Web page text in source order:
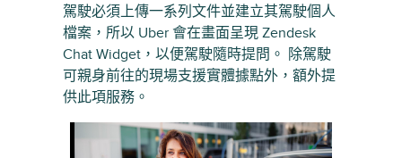
駕駛必須上傳一系列文件並建立其駕駛個人
檔案，所以 Uber 會在畫面呈現 Zendesk
Chat Widget，以便駕駛隨時提問。 除駕駛
可親身前往的現場支援實體據點外，額外提
供此項服務。